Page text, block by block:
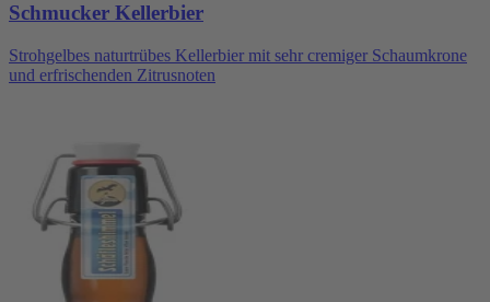
Schmucker Kellerbier
Strohgelbes naturtrübes Kellerbier mit sehr cremiger Schaumkrone
und erfrischenden Zitrusnoten